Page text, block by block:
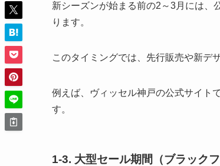
新シーズンが始まる前の2～3月には、
ります。
このタイミングでは、先行販売や新デ
例えば、ヴィッセル神戸の公式サイト
す。
1-3. 大型セール期間（ブラック